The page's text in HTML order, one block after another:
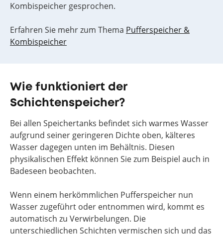
Kombispeicher gesprochen.
Erfahren Sie mehr zum Thema Pufferspeicher &
Kombispeicher
Wie funktioniert der
Schichtenspeicher?
Bei allen Speichertanks befindet sich warmes Wasser
aufgrund seiner geringeren Dichte oben, kälteres
Wasser dagegen unten im Behältnis. Diesen
physikalischen Effekt können Sie zum Beispiel auch in
Badeseen beobachten.
Wenn einem herkömmlichen Pufferspeicher nun
Wasser zugeführt oder entnommen wird, kommt es
automatisch zu Verwirbelungen. Die
unterschiedlichen Schichten vermischen sich und das